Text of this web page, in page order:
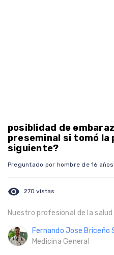
posiblidad de
preseminal si tomó la
siguiente?
Preguntado por hombre de 16 años
visibility 270 vistas
Nuestro profesional de la
Fernando Jose Briceño
Medicina General